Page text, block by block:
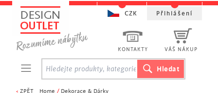
< ZPĚT Home / Dekorace & Dárky
KONTAKTY VÁŠ NÁKUP
CZK Přihlášení